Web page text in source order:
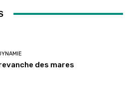
des mares